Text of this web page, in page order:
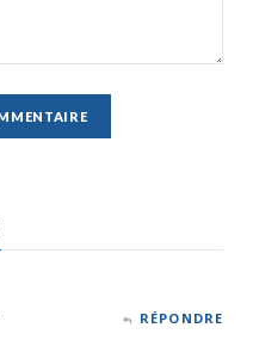
RÉPONDRE